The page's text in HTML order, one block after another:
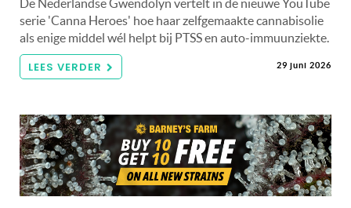
De Nederlandse Gwendolyn vertelt in de nieuwe YouTube
serie 'Canna Heroes' hoe haar zelfgemaakte cannabisolie
als enige middel wél helpt bij PTSS en auto-immuunziekte.
LEES VERDER 29 juni 2026